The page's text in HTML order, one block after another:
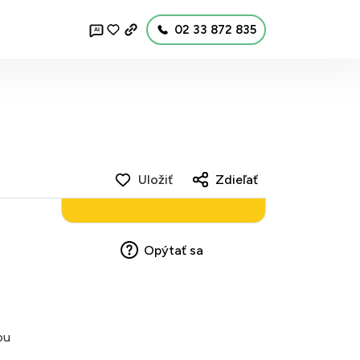
AI 02 33 872 835
Uložiť Zdieľať
Opýtať sa